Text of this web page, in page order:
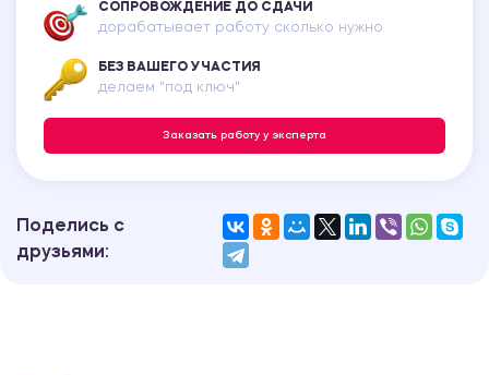
СОПРОВОЖДЕНИЕ ДО СДАЧИ
дорабатывает работу сколько нужно
БЕЗ ВАШЕГО УЧАСТИЯ
делаем "под ключ"
Заказать работу у эксперта
Поделись с
друзьями: